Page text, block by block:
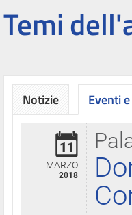
Temi
Notizie Eventi
11
MARZO
2018